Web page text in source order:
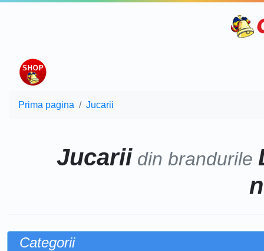
Prima pagina Jucarii
Jucarii din brandurile
Categorii